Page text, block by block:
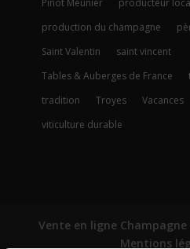
Pinot Meunier
producteur
production du champagne
Saint Valentin
saint vincent
Tables & Auberges de France
tradition
Troyes Vacances
viticulture durable
Vente en ligne
Mentions